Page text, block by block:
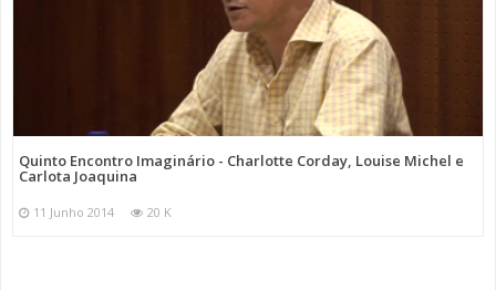
Quinto Encontro Imaginário - Charlotte Corday, Louise Michel e
Carlota Joaquina
11 Junho 2014 20 K